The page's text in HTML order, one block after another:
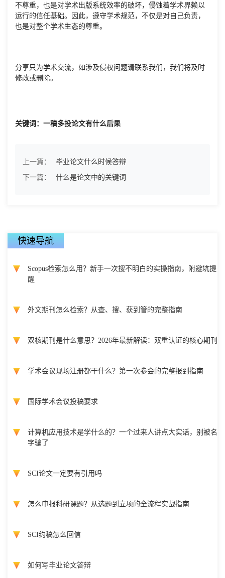
不尊重，也是对学术出版系统效率的破坏，侵蚀着学术界赖以
运行的信任基础。因此，遵守学术规范，不仅是对自己负责，
也是对整个学术生态的尊重。
分享只为学术交流，如涉及侵权问题请联系我们，我们将及时
修改或删除。
关键词：一稿多投论文有什么后果
上一篇：
毕业论文什么时候答辩
下一篇：
什么是论文中的关键词
快速导航
Scopus检索怎么用？新手一次搜不明白的实操指南，附避坑提
醒
外文期刊怎么检索？从查、搜、获到管的完整指南
双核期刊是什么意思？2026年最新解读：双重认证的核心期刊
学术会议现场注册都干什么？第一次参会的完整报到指南
国际学术会议投稿要求
计算机应用技术是学什么的？一个过来人讲点大实话，别被名
字骗了
SCI论文一定要有引用吗
怎么申报科研课题？从选题到立项的全流程实战指南
SCI约稿怎么回信
如何写毕业论文答辩